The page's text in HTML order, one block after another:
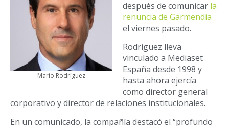
Mario Rodríguez
después de comunicar la
renuncia de Garmendia
el viernes pasado.
Rodríguez lleva
vinculado a Mediaset
España desde 1998 y
hasta ahora ejercía
como director general
corporativo y director de relaciones institucionales.
En un comunicado, la compañía destacó el “profundo